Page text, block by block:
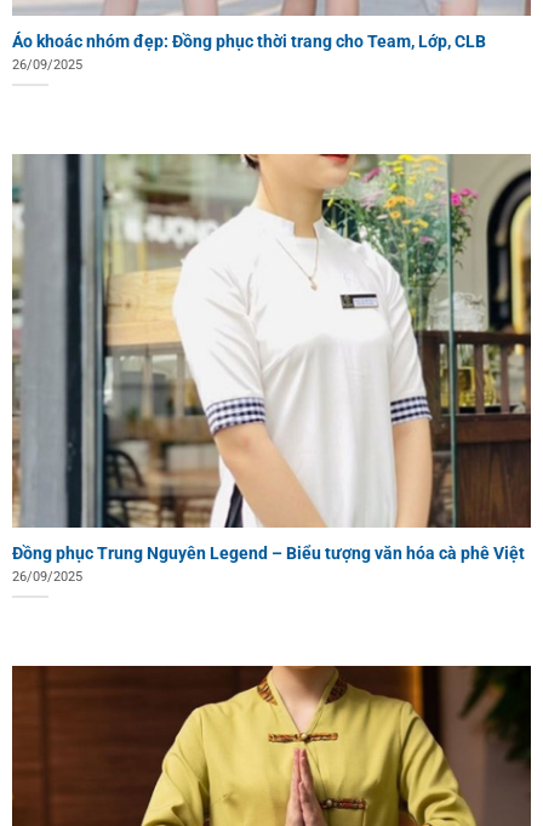
Áo khoác nhóm đẹp: Đồng phục thời trang cho Team, Lớp, CLB
26/09/2025
Đồng phục Trung Nguyên Legend – Biểu tượng văn hóa cà phê Việt
26/09/2025